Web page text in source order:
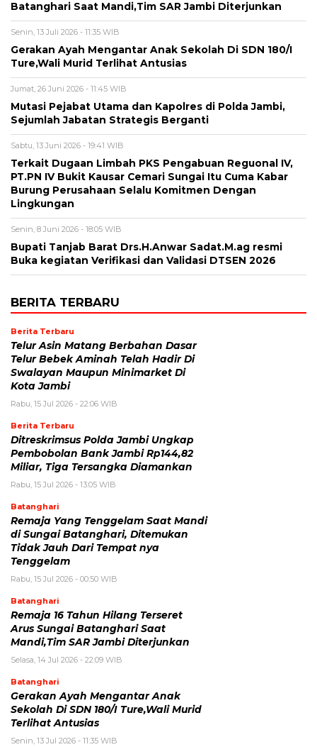
Batanghari Saat Mandi,Tim SAR Jambi Diterjunkan
Senin, 13 Juli 2026 - 11:35 WIB
Gerakan Ayah Mengantar Anak Sekolah Di SDN 180/I
Ture,Wali Murid Terlihat Antusias
Jumat, 26 Juni 2026 - 11:45 WIB
Mutasi Pejabat Utama dan Kapolres di Polda Jambi,
Sejumlah Jabatan Strategis Berganti
Sabtu, 13 Juni 2026 - 19:41 WIB
Terkait Dugaan Limbah PKS Pengabuan Reguonal IV,
PT.PN IV Bukit Kausar Cemari Sungai Itu Cuma Kabar
Burung Perusahaan Selalu Komitmen Dengan
Lingkungan
Senin, 8 Juni 2026 - 18:05 WIB
Bupati Tanjab Barat Drs.H.Anwar Sadat.M.ag resmi
Buka kegiatan Verifikasi dan Validasi DTSEN 2026
BERITA TERBARU
Berita Terbaru
Telur Asin Matang Berbahan Dasar
Telur Bebek Aminah Telah Hadir Di
Swalayan Maupun Minimarket Di
Kota Jambi
Rabu, 15 Jul 2026 - 22:06 WIB
Berita Terbaru
Ditreskrimsus Polda Jambi Ungkap
Pembobolan Bank Jambi Rp144,82
Miliar, Tiga Tersangka Diamankan
Rabu, 15 Jul 2026 - 13:05 WIB
Batanghari
Remaja Yang Tenggelam Saat Mandi
di Sungai Batanghari, Ditemukan
Tidak Jauh Dari Tempat nya
Tenggelam
Rabu, 15 Jul 2026 - 00:50 WIB
Batanghari
Remaja 16 Tahun Hilang Terseret
Arus Sungai Batanghari Saat
Mandi,Tim SAR Jambi Diterjunkan
Selasa, 14 Jul 2026 - 22:09 WIB
Batanghari
Gerakan Ayah Mengantar Anak
Sekolah Di SDN 180/I Ture,Wali Murid
Terlihat Antusias
Senin, 13 Jul 2026 - 11:35 WIB